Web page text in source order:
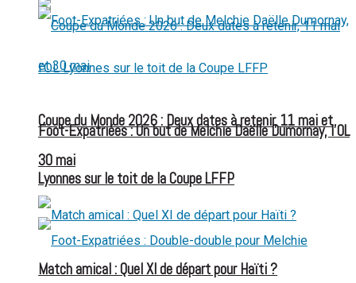
Foot-Expatriées : Un but de Melchie Daëlle Dumornay, l’OL
Lyonnes sur le toit de la Coupe LFFP
Coupe du Monde 2026 : Deux dates à retenir, 11 mai et
30 mai
Match amical : Quel XI de départ pour Haïti ?